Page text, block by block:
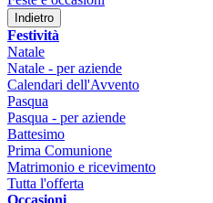
Indietro
Festività
Natale
Natale - per aziende
Calendari dell'Avvento
Pasqua
Pasqua - per aziende
Battesimo
Prima Comunione
Matrimonio e ricevimento
Tutta l'offerta
Occasioni